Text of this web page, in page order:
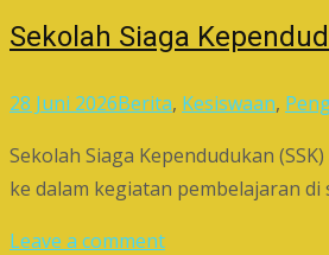
Sekolah Siaga
28 Juni 2026Berita, Kesiswaan,
Sekolah Siaga Kependudukan
ke dalam kegiatan pembelajaran
Leave a comment